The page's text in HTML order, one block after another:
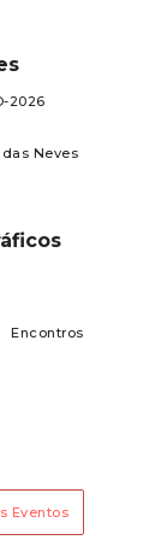
2026
Neves
Eventos